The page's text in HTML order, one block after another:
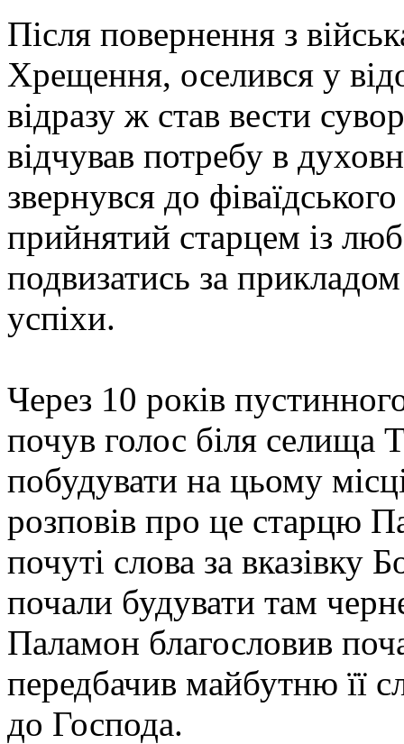
Після повернення з
Хрещення, оселився у
відразу ж став вести
відчував потребу в
звернувся до
прийнятий старцем із
подвизатись за
успіхи.
Через 10 років
почув голос біля селища
побудувати на цьому
розповів про це старцю
почуті слова за вказівку
почали будувати там
Паламон благословив
передбачив майбутню її
до Господа.